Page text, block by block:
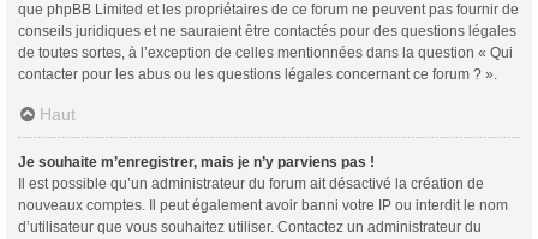
que phpBB Limited et les propriétaires de ce forum ne peuvent pas fournir de
conseils juridiques et ne sauraient être contactés pour des questions légales
de toutes sortes, à l’exception de celles mentionnées dans la question « Qui
contacter pour les abus ou les questions légales concernant ce forum ? ».
Haut
Je souhaite m’enregistrer, mais je n’y parviens pas !
Il est possible qu’un administrateur du forum ait désactivé la création de
nouveaux comptes. Il peut également avoir banni votre IP ou interdit le nom
d’utilisateur que vous souhaitez utiliser. Contactez un administrateur du